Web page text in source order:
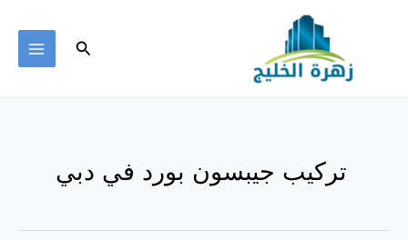
البحث
تركيب جيبسون بورد في دبي